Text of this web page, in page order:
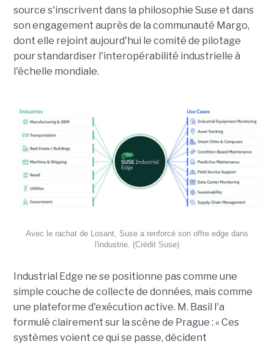
source s'inscrivent dans la philosophie Suse et dans
son engagement auprès de la communauté Margo,
dont elle rejoint aujourd'hui le comité de pilotage
pour standardiser l'interopérabilité industrielle à
l'échelle mondiale.
Avec le rachat de Losant, Suse a renforcé son offre edge dans
l'industrie. (Crédit Suse)
Industrial Edge ne se positionne pas comme une
simple couche de collecte de données, mais comme
une plateforme d'exécution active. M. Basil l'a
formulé clairement sur la scène de Prague : « Ces
systèmes voient ce qui se passe, décident